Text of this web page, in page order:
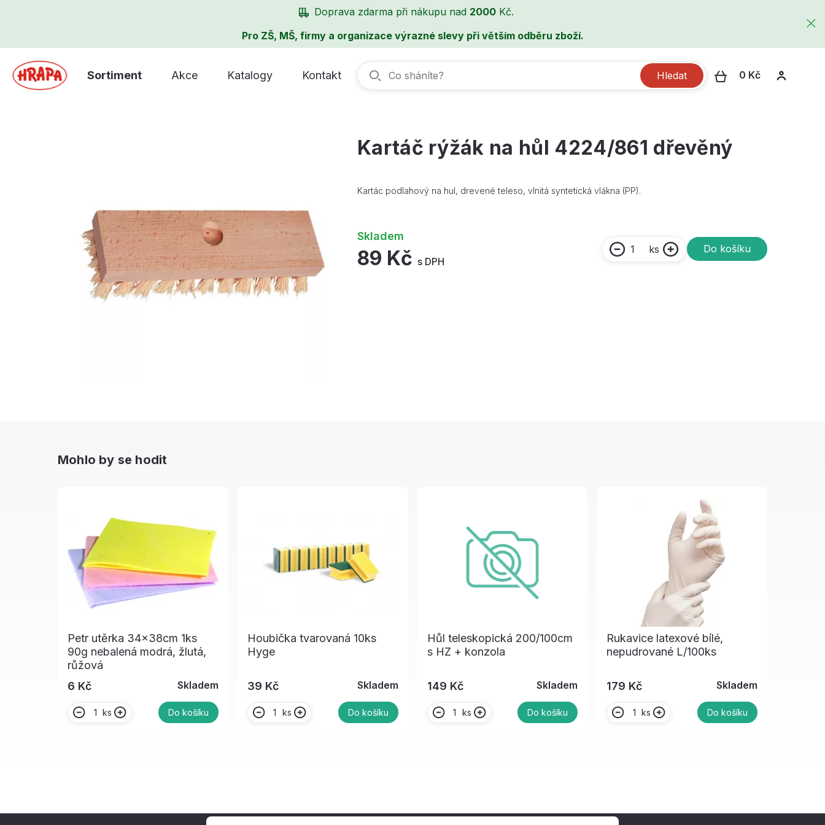
Doprava zdarma při nákupu nad 2000 Kč.
Pro ZŠ, MŠ, firmy a organizace výrazné slevy při větším odběru zboží.
Sortiment Akce Katalogy Kontakt Hledat 0 Kč
Kartáč rýžák na hůl 4224/861 dřevěný
Kartác podlahový na hul, drevené teleso, vlnitá syntetická vlákna (PP).
Skladem
89 Kč s DPH
ks Do košíku
Mohlo by se hodit
Petr utěrka 34x38cm 1ks
90g nebalená modrá, žlutá,
růžová
6 Kč
Skladem
ks Do košíku
Houbička tvarovaná 10ks
Hyge
39 Kč Skladem
ks Do košíku
Hůl teleskopická 200/100cm
s HZ + konzola
149 Kč Skladem
ks Do košíku
Rukavice latexové bílé,
nepudrované L/100ks
179 Kč Skladem
ks Do košíku